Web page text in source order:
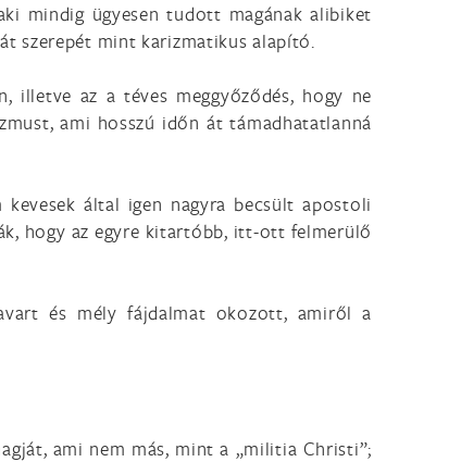
mindig ügyesen tudott magának alibiket
szerepét mint karizmatikus alapító.
illetve az a téves meggyőződés, hogy ne
ami hosszú időn át támadhatatlanná
által igen nagyra becsült apostoli
hogy az egyre kitartóbb, itt-ott felmerülő
és mély fájdalmat okozott, amiről a
ami nem más, mint a „militia Christi”;